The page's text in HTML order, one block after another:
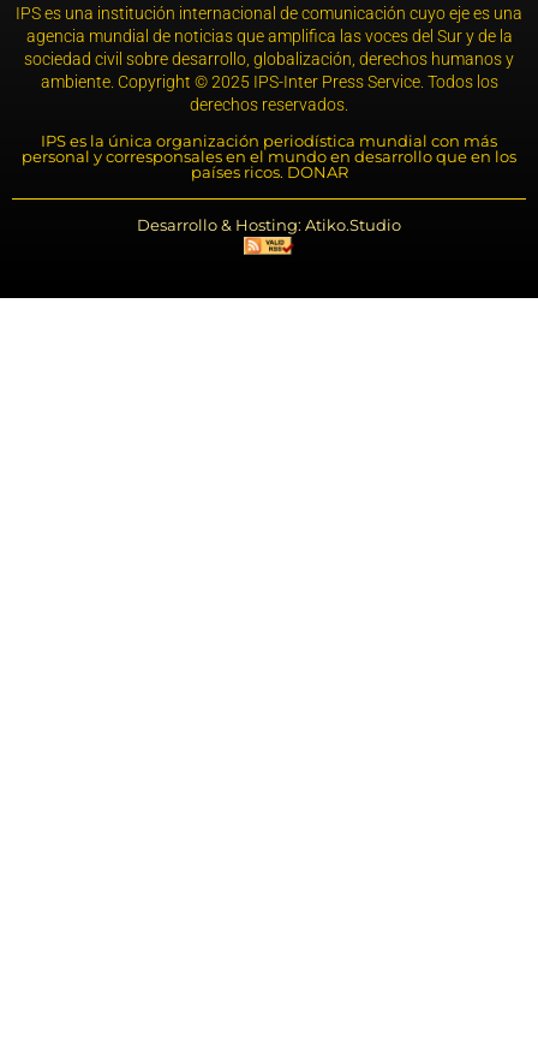
IPS es una institución internacional de comunicación cuyo eje es una
agencia mundial de noticias que amplifica las voces del Sur y de la
sociedad civil sobre desarrollo, globalización, derechos humanos y
ambiente. Copyright © 2025 IPS-Inter Press Service. Todos los
derechos reservados.
IPS es la única organización periodística mundial con más
personal y corresponsales en el mundo en desarrollo que en los
países ricos. DONAR
Desarrollo & Hosting: Atiko.Studio